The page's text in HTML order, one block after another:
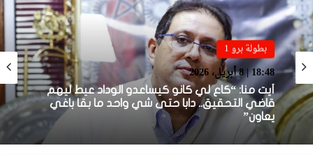
بطولة برو 1
18:48 | 8 أبريل، 2026
بطولة برو 1
22:23 | 6 أبريل، 2026
توالي النتائج السلبية يلاحق الوداد الرياضي بعد
تعادل جديد أمام الدفاع الحسني الجديدي